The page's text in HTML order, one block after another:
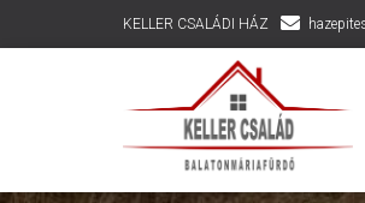
KELLER CSALÁDI HÁZ